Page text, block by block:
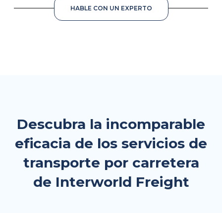
HABLE CON UN EXPERTO
Descubra la incomparable
eficacia de los servicios de
transporte por carretera
de Interworld Freight